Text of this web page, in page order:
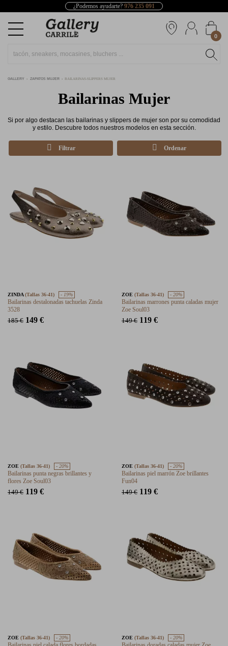
¿Podemos ayudarte? 976 235 091
0
GALLERY ZAPATOS MUJER BAILARINAS-SLIPPERS MUJER
Bailarinas Mujer
Si por algo destacan las bailarinas y slippers de mujer son por su comodidad
y estilo. Descubre todos nuestros modelos en esta sección.
Filtrar Ordenar
ZINDA(Tallas 36-41) - 19%
Bailarinas destalonadas tachuelas Zinda
3528
185 € 149 €
ZOE (Tallas 36-41) - 20%
Bailarinas marrones punta caladas mujer
Zoe Soul03
149 € 119 €
ZOE (Tallas 36-41) - 20%
Bailarinas punta negras brillantes y
flores Zoe Soul03
149 € 119 €
ZOE (Tallas 36-41) - 20%
Bailarinas piel marrón Zoe brillantes
Fun04
149 € 119 €
ZOE (Tallas 36-41) - 20% ZOE (Tallas 36-41) - 20%